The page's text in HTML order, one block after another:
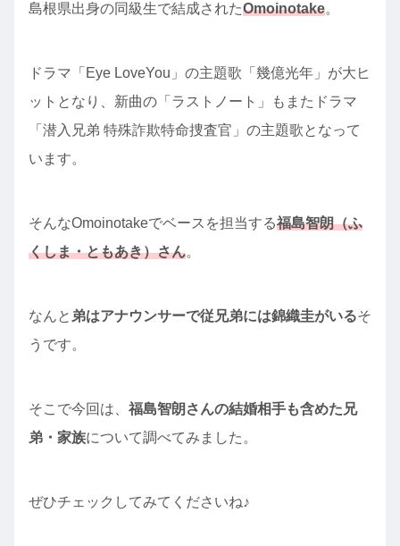
島根県出身の同級生で結成されたOmoinotake。
ドラマ「Eye LoveYou」の主題歌「幾億光年」が大ヒ
ットとなり、新曲の「ラストノート」もまたドラマ
「潜入兄弟 特殊詐欺特命捜査官」の主題歌となって
います。
そんなOmoinotakeでベースを担当する福島智朗（ふ
くしま・ともあき）さん。
なんと 弟はアナウンサーで従兄弟には錦織圭がいるそ
うです。
そこで今回は、 福島智朗さんの結婚相手も含めた兄
弟・家族について調べてみました。
ぜひチェックしてみてくださいね♪